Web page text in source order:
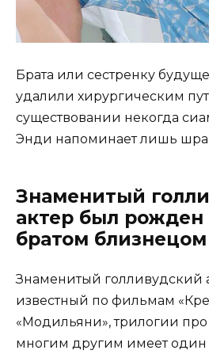
Брата или сестренку
удалили хирургическим
существовании некогда
Энди напоминает лишь
Знаменитый
актер был
братом близнецом
Знаменитый голливудский
известный по фильмам
«Модильяни», трилогии
многим другим имеет один